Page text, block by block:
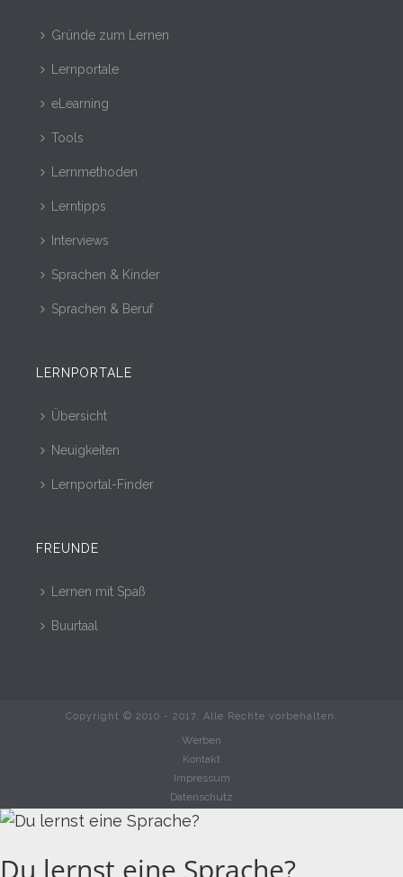
Gründe zum Lernen
Lernportale
eLearning
Tools
Lernmethoden
Lerntipps
Interviews
Sprachen & Kinder
Sprachen & Beruf
LERNPORTALE
Übersicht
Neuigkeiten
Lernportal-Finder
FREUNDE
Lernen mit Spaß
Buurtaal
Copyright © 2010 - 2017. Alle Rechte vorbehalten.
Werben
Kontakt
Impressum
Datenschutz
Du lernst eine Sprache?